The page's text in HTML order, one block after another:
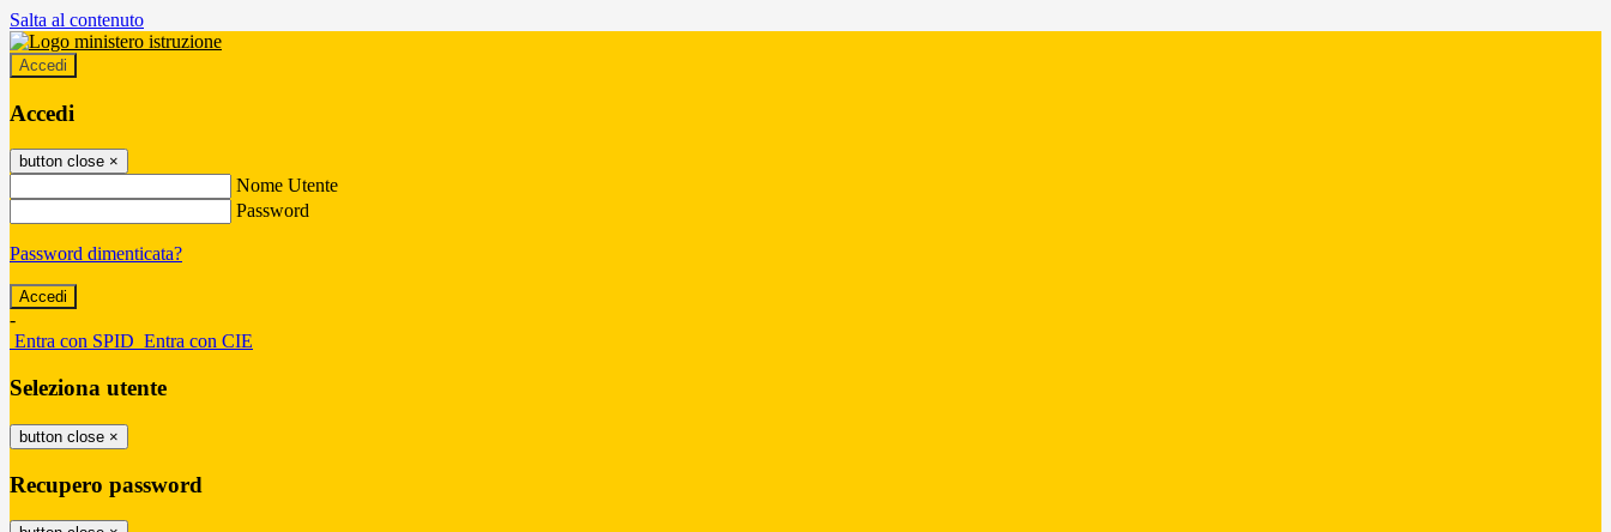
Salta al contenuto
Accedi
Accedi
button close ×
Nome Utente
Password
Password dimenticata?
-
Entra con SPID Entra con CIE
Seleziona utente
button close ×
Recupero password